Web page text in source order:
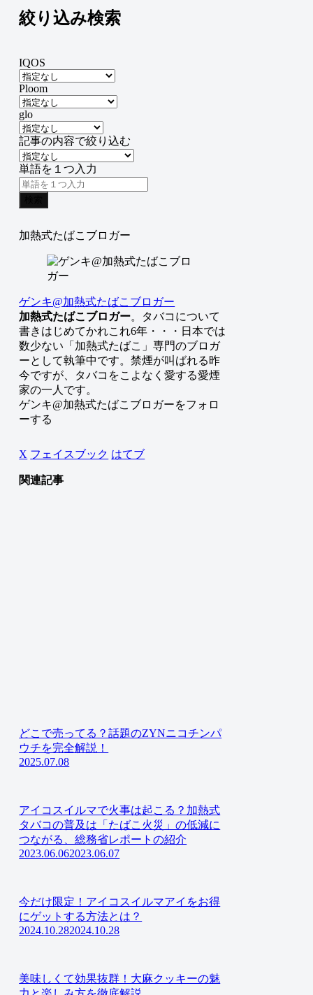
絞り込み検索
IQOS
Ploom
glo
記事の内容で絞り込む
単語を１つ入力
加熱式たばこブロガー
ゲンキ@加熱式たばこブロガー
加熱式たばこブロガー。タバコについて
書きはじめてかれこれ6年・・・日本では
数少ない「加熱式たばこ」専門のブロガ
ーとして執筆中です。禁煙が叫ばれる昨
今ですが、タバコをこよなく愛する愛煙
家の一人です。
ゲンキ@加熱式たばこブロガーをフォロ
ーする
X フェイスブック はてブ
関連記事
どこで売ってる？話題のZYNニコチンパ
ウチを完全解説！
2025.07.08
アイコスイルマで火事は起こる？加熱式
タバコの普及は「たばこ火災」の低減に
つながる、総務省レポートの紹介
2023.06.062023.06.07
今だけ限定！アイコスイルマアイをお得
にゲットする方法とは？
2024.10.282024.10.28
美味しくて効果抜群！大麻クッキーの魅